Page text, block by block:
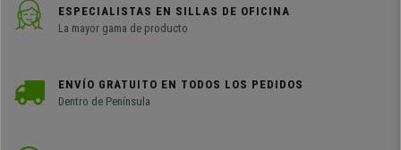
ESPECIALISTAS EN SILLAS DE OFICINA
La mayor gama de producto
ENVÍO GRATUITO EN TODOS LOS PEDIDOS
Dentro de Península